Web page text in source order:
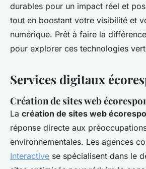
durables pour un impact réel et
tout en boostant votre visibilité et
numérique. Prêt à faire la
pour explorer ces technologies
Services digitaux
Création de sites web
La création de sites web
réponse directe aux
environnementales. Les agences
Interactive se spécialisent dans le